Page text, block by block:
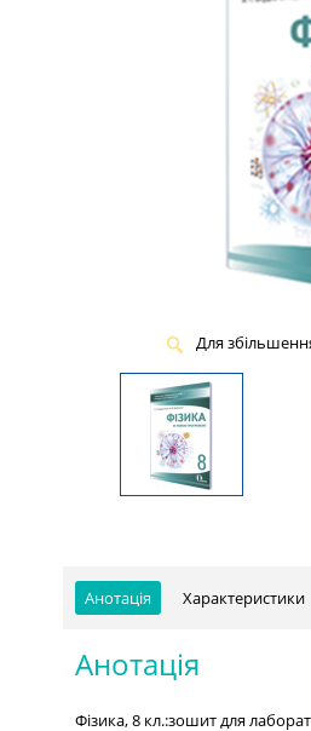
Для
Анотація Характеристики
Анотація
Фізика, 8 кл.:зошит для